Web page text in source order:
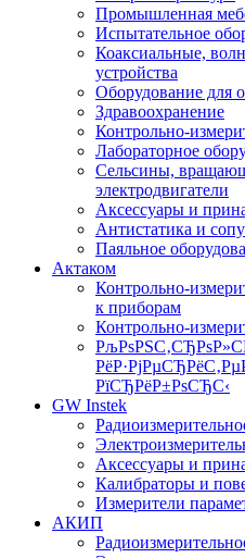
Промышленная
Испытательное
Коаксиальные,
устройства
Оборудование для
Здравоохранение
Контрольно-
Лабораторное
Сельсины,
электродвигатели
Аксессуары и
Антистатика и
Паяльное
Актаком
Контрольно-
к приборам
Контрольно-
РїСЂРёР±РѕСЂС‹
GW Instek
Аксессуары и
Калибраторы и
Измерители
АКИП